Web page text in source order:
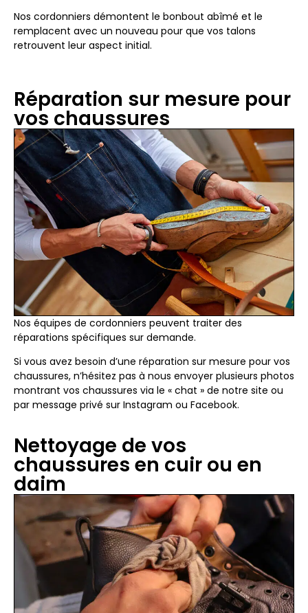
Nos cordonniers démontent le bonbout abîmé et le
remplacent avec un nouveau pour que vos talons
retrouvent leur aspect initial.
Réparation sur mesure pour
vos chaussures
Nos équipes de cordonniers peuvent traiter des
réparations spécifiques sur demande.
Si vous avez besoin d’une réparation sur mesure pour vos
chaussures, n’hésitez pas à nous envoyer plusieurs photos
montrant vos chaussures via le « chat » de notre site ou
par message privé sur Instagram ou Facebook.
Nettoyage de vos
chaussures en cuir ou en
daim